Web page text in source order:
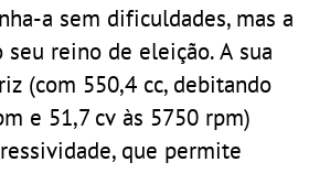
a sem dificuldades, mas a
reino de eleição. A sua
(com 550,4 cc, debitando
e 51,7 cv às 5750 rpm)
que permite